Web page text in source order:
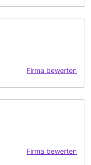
Firma bewerten
Firma bewerten